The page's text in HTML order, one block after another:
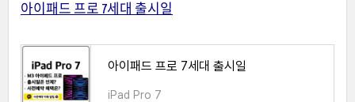
아이패드 프로 7세대 출시일
아이패드 프로 7세대 출시일
iPad Pro 7